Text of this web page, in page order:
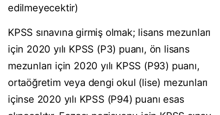
edilmeyecektir)
KPSS sınavına girmiş olmak; lisans mezunları
için 2020 yılı KPSS (P3) puanı, ön lisans
mezunları için 2020 yılı KPSS (P93) puanı,
ortaöğretim veya dengi okul (lise) mezunları
içinse 2020 yılı KPSS (P94) puanı esas